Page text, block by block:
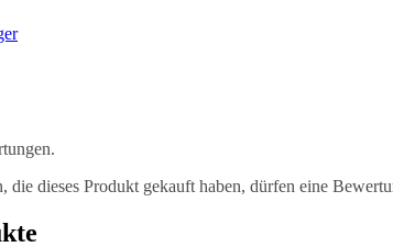
die dieses Produkt gekauft haben, dürfen eine